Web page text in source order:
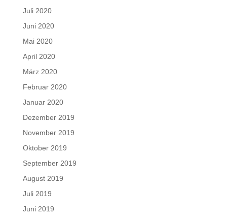
Juli 2020
Juni 2020
Mai 2020
April 2020
März 2020
Februar 2020
Januar 2020
Dezember 2019
November 2019
Oktober 2019
September 2019
August 2019
Juli 2019
Juni 2019